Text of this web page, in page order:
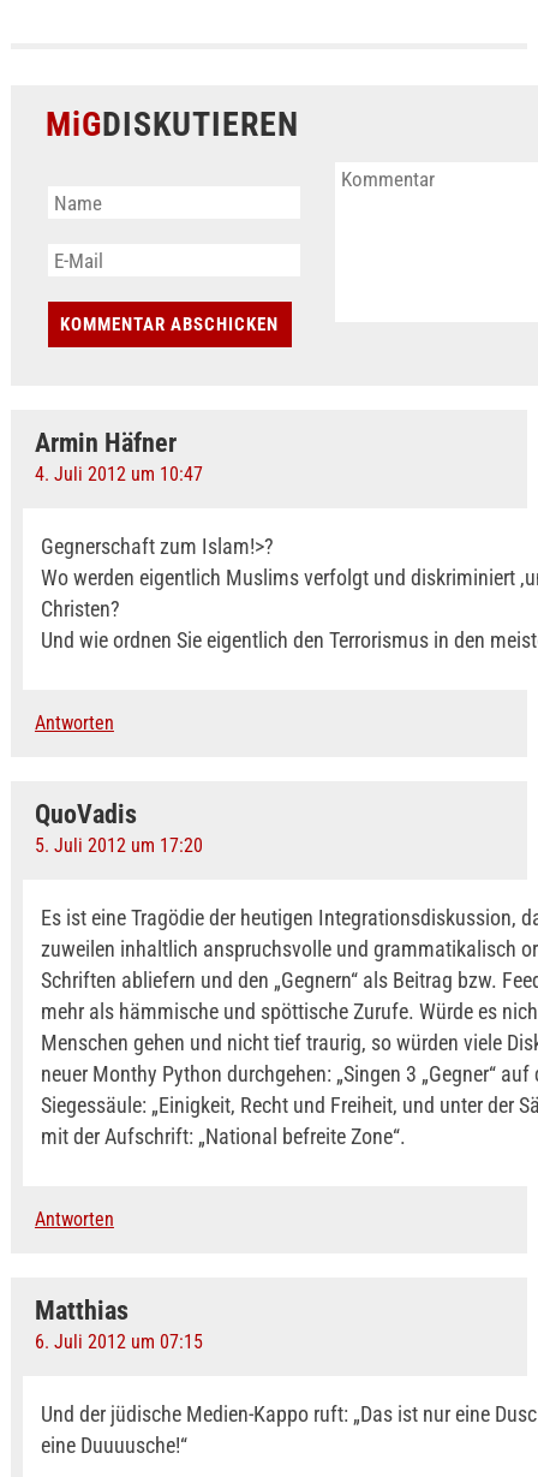
MiGDISKUTIEREN
Armin Häfner
4. Juli 2012 um 10:47
Gegnerschaft zum Islam!>?
Wo werden eigentlich Muslims verfolgt und diskriminiert
Christen?
Und wie ordnen Sie eigentlich den Terrorismus in den
Antworten
QuoVadis
5. Juli 2012 um 17:20
Es ist eine Tragödie der heutigen Integrationsdiskussion,
zuweilen inhaltlich anspruchsvolle und grammatikalisch
Schriften abliefern und den „Gegnern“ als Beitrag bzw.
mehr als hämmische und spöttische Zurufe. Würde es
Menschen gehen und nicht tief traurig, so würden viele
neuer Monthy Python durchgehen: „Singen 3 „Gegner“ auf
Siegessäule: „Einigkeit, Recht und Freiheit, und unter der
mit der Aufschrift: „National befreite Zone“.
Antworten
Matthias
6. Juli 2012 um 07:15
Und der jüdische Medien-Kappo ruft: „Das ist nur eine
eine Duuuusche!“